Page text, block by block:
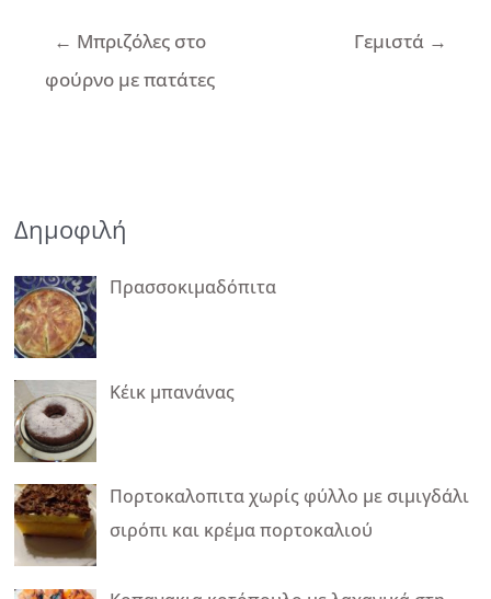
Πλοήγηση
← Μπριζόλες στο
φούρνο με πατάτες
Γεμιστά →
Δημοφιλή
Πρασσοκιμαδόπιτα
Κέικ μπανάνας
Πορτοκαλοπιτα χωρίς φύλλο με σιμιγδάλι
σιρόπι και κρέμα πορτοκαλιού